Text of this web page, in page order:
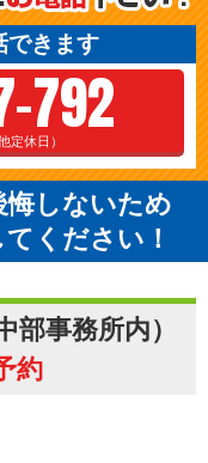
できます
792
定休日）
しないため
ください！
事務所内）
約